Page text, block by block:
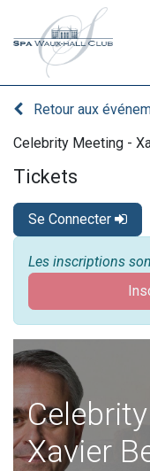
Retour aux
Celebrity Meeting -
Tickets
Se Connecter
Les inscriptions
Xavier